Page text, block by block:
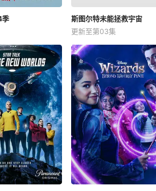
季
斯图尔特未能拯救宇宙
更新至第03集